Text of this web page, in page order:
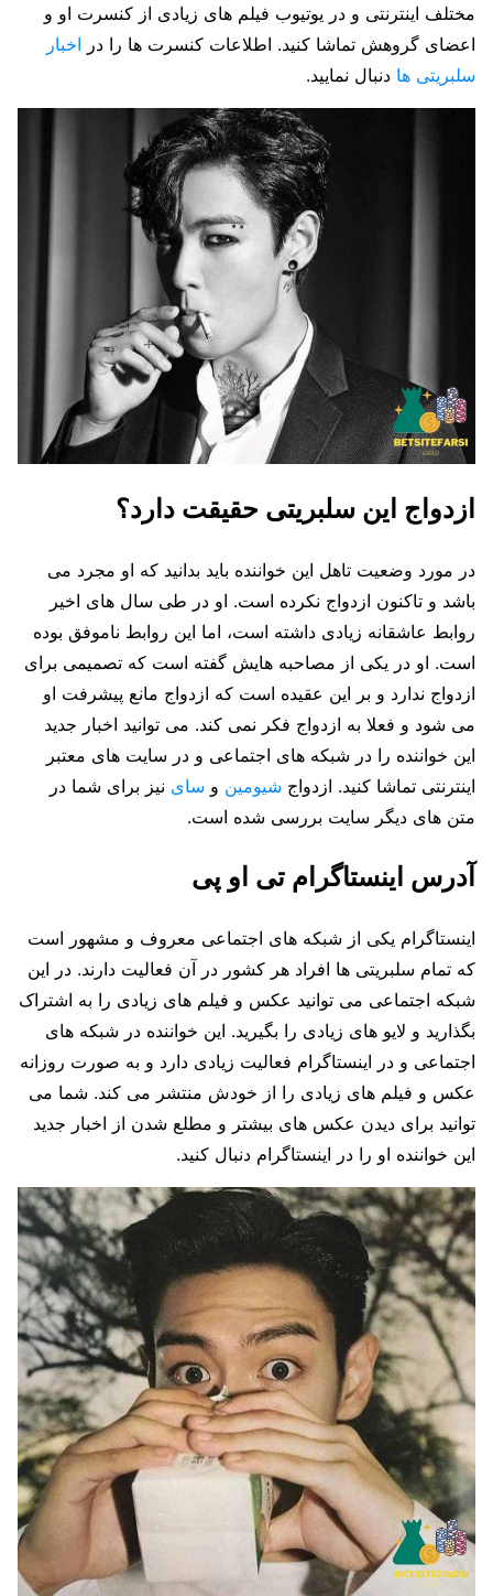
مختلف اینترنتی و در یوتیوب فیلم های زیادی از کنسرت او و
اعضای گروهش تماشا کنید. اطلاعات کنسرت ها را در اخبار
سلبریتی ها دنبال نمایید.
ازدواج این سلبریتی حقیقت دارد؟
در مورد وضعیت تاهل این خواننده باید بدانید که او مجرد می
باشد و تاکنون ازدواج نکرده است. او در طی سال های اخیر
روابط عاشقانه زیادی داشته است، اما این روابط ناموفق بوده
است. او در یکی از مصاحبه هایش گفته است که تصمیمی برای
ازدواج ندارد و بر این عقیده است که ازدواج مانع پیشرفت او
می شود و فعلا به ازدواج فکر نمی کند. می توانید اخبار جدید
این خواننده را در شبکه های اجتماعی و در سایت های معتبر
اینترنتی تماشا کنید. ازدواج شیومین و سای نیز برای شما در
متن های دیگر سایت بررسی شده است.
آدرس اینستاگرام تی او پی
اینستاگرام یکی از شبکه های اجتماعی معروف و مشهور است
که تمام سلبریتی ها افراد هر کشور در آن فعالیت دارند. در این
شبکه اجتماعی می توانید عکس و فیلم های زیادی را به اشتراک
بگذارید و لایو های زیادی را بگیرید. این خواننده در شبکه های
اجتماعی و در اینستاگرام فعالیت زیادی دارد و به صورت روزانه
عکس و فیلم های زیادی را از خودش منتشر می کند. شما می
توانید برای دیدن عکس های بیشتر و مطلع شدن از اخبار جدید
این خواننده او را در اینستاگرام دنبال کنید.